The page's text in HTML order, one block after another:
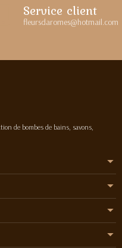
Service client
fleursdaromes@hotmail.com
de bombes de bains, savons,